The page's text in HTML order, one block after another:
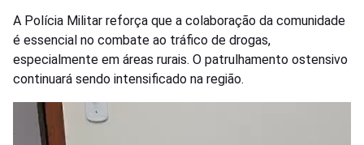
A Polícia Militar reforça que a colaboração da comunidade
é essencial no combate ao tráfico de drogas,
especialmente em áreas rurais. O patrulhamento ostensivo
continuará sendo intensificado na região.